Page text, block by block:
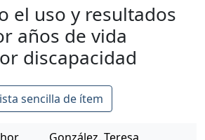
el uso y resultados
años de vida
discapacidad
sencilla de ítem